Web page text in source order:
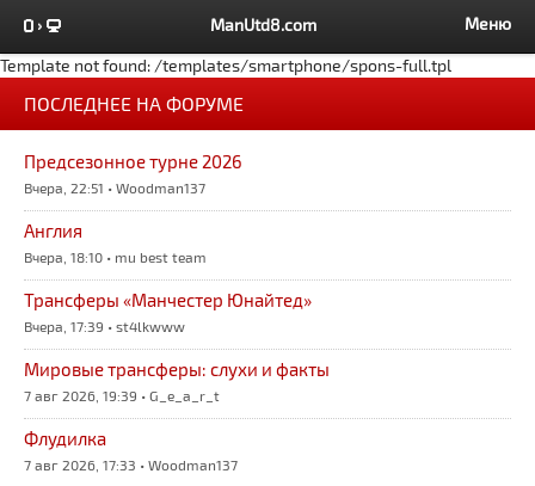
ManUtd8.com Меню
Template not found: /templates/smartphone/spons-full.tpl
ПОСЛЕДНЕЕ НА ФОРУМЕ
Предсезонное турне 2026
Вчера, 22:51 • Woodman137
Англия
Вчера, 18:10 • mu best team
Трансферы «Манчестер Юнайтед»
Вчера, 17:39 • st4lkwww
Мировые трансферы: слухи и факты
7 авг 2026, 19:39 • G_e_a_r_t
Флудилка
7 авг 2026, 17:33 • Woodman137